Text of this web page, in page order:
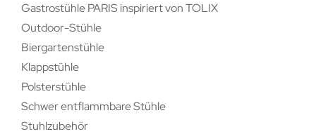
Gastrostühle PARIS inspiriert von TOLIX
Outdoor-Stühle
Biergartenstühle
Klappstühle
Polsterstühle
Schwer entflammbare Stühle
Stuhlzubehör